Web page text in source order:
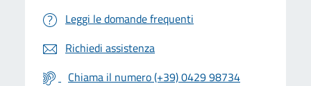
Leggi le domande frequenti
Richiedi assistenza
Chiama il numero (+39) 0429 98734